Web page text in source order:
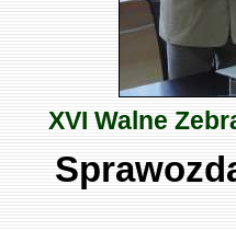
XVI Walne